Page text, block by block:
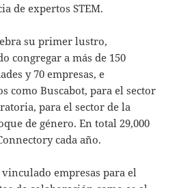
de expertos STEM.
su primer lustro,
congregar a más de 150
y 70 empresas, e
como Buscabot, para el sector
para el sector de la
de género. En total 29,000
cada año.
empresas para el